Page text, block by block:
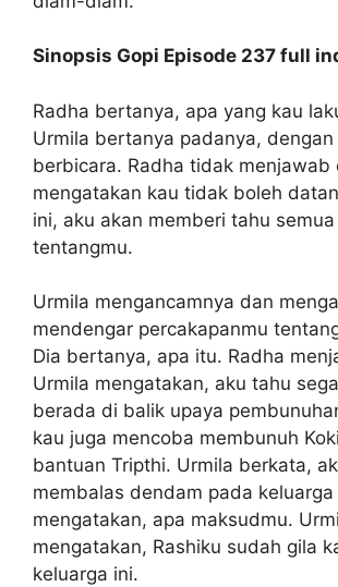
Sinopsis Gopi Episode 237 full
Radha bertanya, apa yang kau
Urmila bertanya padanya, dengan
berbicara. Radha tidak menjawab
mengatakan kau tidak boleh
ini, aku akan memberi tahu
tentangmu.
Urmila mengancamnya dan
mendengar percakapanmu
Dia bertanya, apa itu. Radha
Urmila mengatakan, aku tahu
berada di balik upaya
kau juga mencoba membunuh
bantuan Tripthi. Urmila berkata,
membalas dendam pada keluarga
mengatakan, apa maksudmu.
mengatakan, Rashiku sudah gila
keluarga ini.